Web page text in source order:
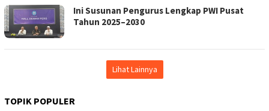
Ini Susunan Pengurus Lengkap PWI Pusat
Tahun 2025–2030
Lihat Lainnya
TOPIK POPULER